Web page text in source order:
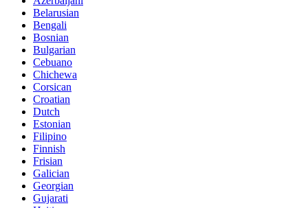
Belarusian
Bengali
Bosnian
Bulgarian
Cebuano
Chichewa
Corsican
Croatian
Dutch
Estonian
Filipino
Finnish
Frisian
Galician
Georgian
Gujarati